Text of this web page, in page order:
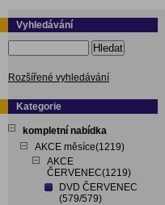
Vyhledávání
Hledat
Rozšířené vyhledávání
Kategorie
kompletní nabídka
AKCE měsíce(1219)
AKCE
ČERVENEC(1219)
DVD ČERVENEC
(579/579)